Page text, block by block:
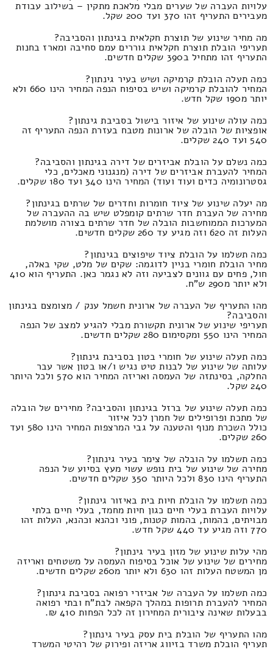
עלויות העברה של שערים מבלי מלאכת מתקין – בשילוב עבודת
מעבירים התעריף זהו 370 ועד 200 שקל.
מה מחיר שינוע של תוצרת חקלאית בגינתון והסביבה?
תעריפי הובלת תוצרת חקלאית גוררים עמם סחיבה ומארז בחנות
התעריף זהו מתחיל ב390 שקלים חדשים.
כמה תעלה הובלת קרמיקה ושיש בעיר גינתון?
המחיר להובלת קרמיקה ושיש בסיפוח הנפה המחיר הינו 660 ולא
יותר מ190 שקל חדש.
כמה עולה שינוע של איזור בישול בסביבת גינתון?
אופציות של הובלה של ארונות מטבח בעזרת הנפה התעריף זה
540 ועד 240 שקלים.
כמה נשלם על הובלת אביזרים של דירה בגינתון והסביבה?
המחיר להעברת אביזרים של דירה (מנגנוני מאכלים, כלי
גסטרונומיה כדים ועוד ועוד) המחיר הינו 340 ועד 180 שקלים.
מה יעלה שינוע של ציוד חומרות וחדרים של שרתים בגינתון?
מחירה של העברת חדר שרתים קומפלט שיש בה ההעברה של
המערכות הממוחשבות הובלה של חדר שרתים בצורה מושלמת
העלות זה 620 וזה מגיע עד 260 שקלים חדשים.
כמה תשלמו על הובלת ציוד שיפוצים בגינתון?
מחיר הובלת חומרי בניין לדוגמה: שקים של מלט, שקי באלה,
חול, פחים עם גוונים לצביעה וזה לא נגמר כאן. התעריף הוא 410
ולא יותר מ290 ש"ח.
מהו התעריף של העברה של ארונית חשמל ענק / מצומצם בגינתון
והסביבה?
תעריפי שינוע של ארונית תקשורת מבלי להגיע למצב של הנפה
המחיר הינו 550 ומקסימום 280 שקלים חדשים.
כמה תעלה שינוע של חומרי בטון בסביבת גינתון?
עלותה של שינוע של לבנות טיט נגיש ו/או בטון אשר עבר
החלקה, בסינתזה של העמסה ואריזה המחיר הוא 570 ולכל היותר
240 שקל.
כמה תעלה שינוע של ברזל בגינתון והסביבה? מחירים של הובלה
של מתכת ופרופילים של חמרן לכל איזור
כולל השכרת מנוף והטענה על גבי המרצפות המחיר הינו 580 ועד
260 שקלים.
כמה תשלמו על הובלה של צימר בעיר גינתון?
מחירה של שינוע של בית נופש עשוי מעץ בסיוע של הנפה
התעריף הינו 830 ולכל היותר 350 שקלים חדשים.
כמה תשלמו על הובלת חיות בית באיזור גינתון?
עלויות העברת בעלי חיים כגון חיות מחמד, בעלי חיים בלתי
מבויתים, בהמות, בהמות קטנות, פוני וכהנא וכהנא, העלות זהו
770 וזה מגיע עד 440 שקל חדש.
מהי עלות שינוע של מזון בעיר גינתון?
מחירים של שינוע של אוכל בסיפוח העמסה על משטחים ואריזה
מן המשטח העלות זהו 630 ולא יותר מ260 שקלים חדשים.
כמה תשלמו על העברה של אביזרי רפואה בסביבת גינתון?
המחיר להעברת תרופות במהלך הקפאה לבת"ח ובתי רפואה
בבעלות שאינה ציבורית המחירון זה לכל הפחות 410 ₪.
מהו התעריף של הובלת בית עסק בעיר גינתון?
תעריף הובלת משרד בזיווג אריזה ופירוק של רהיטי המשרד